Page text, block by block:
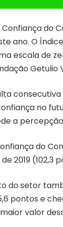
do
ano. O
escala de
Getulio
no
a
do
2019
do setor
pontos e
valor